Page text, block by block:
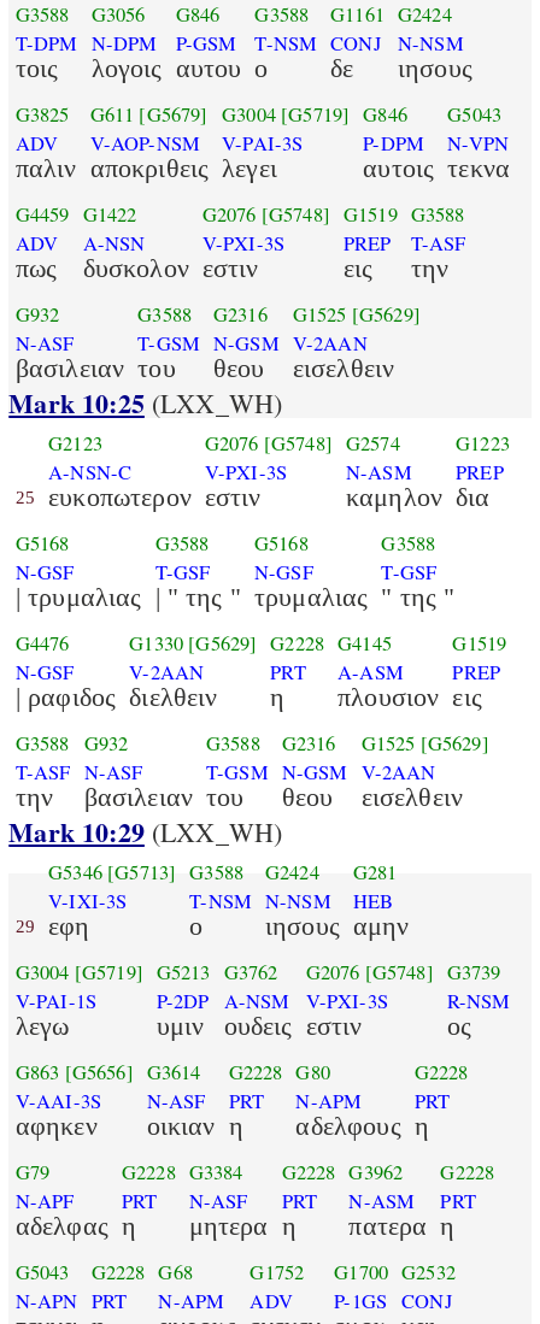
G3588
T-DPM
τοις
G3056
N-DPM
λογοις
G846
P-GSM
αυτου
G3588
T-NSM
ο
G1161
CONJ
δε
G2424
N-NSM
ιησους
G3825
ADV
παλιν
G611 [G5679]
V-AOP-NSM
αποκριθεις
G3004 [G5719]
V-PAI-3S
λεγει
G846
P-DPM
αυτοις
G5043
N-VPN
τεκνα
G4459
ADV
πως
G1422
A-NSN
δυσκολον
G2076 [G5748]
V-PXI-3S
εστιν
G1519
PREP
εις
G3588
T-ASF
την
G932
N-ASF
βασιλειαν
G3588
T-GSM
του
G2316
N-GSM
θεου
G1525 [G5629]
V-2AAN
εισελθειν
Mark 10:25(LXX_WH)
25
G2123
A-NSN-C
ευκοπωτερον
G2076 [G5748]
V-PXI-3S
εστιν
G2574
N-ASM
καμηλον
G1223
PREP
δια
G5168
N-GSF
| τρυμαλιας
G3588
T-GSF
| " της "
G5168
N-GSF
τρυμαλιας
G3588
T-GSF
" της "
G4476
N-GSF
| ραφιδος
G1330 [G5629]
V-2AAN
διελθειν
G2228
PRT
η
G4145
A-ASM
πλουσιον
G1519
PREP
εις
G3588
T-ASF
την
G932
N-ASF
βασιλειαν
G3588
T-GSM
του
G2316
N-GSM
θεου
G1525 [G5629]
V-2AAN
εισελθειν
Mark 10:29(LXX_WH)
29
G5346 [G5713]
V-IXI-3S
εφη
G3588
T-NSM
ο
G2424
N-NSM
ιησους
G281
HEB
αμην
G3004 [G5719]
V-PAI-1S
λεγω
G5213
P-2DP
υμιν
G3762
A-NSM
ουδεις
G2076 [G5748]
V-PXI-3S
εστιν
G3739
R-NSM
ος
G863 [G5656]
V-AAI-3S
αφηκεν
G3614
N-ASF
οικιαν
G2228
PRT
η
G80
N-APM
αδελφους
G2228
PRT
η
G79
N-APF
αδελφας
G2228
PRT
η
G3384
N-ASF
μητερα
G2228
PRT
η
G3962
N-ASM
πατερα
G2228
PRT
η
G5043
N-APN
G2228
PRT
G68
N-APM
G1752
ADV
G1700
P-1GS
G2532
CONJ